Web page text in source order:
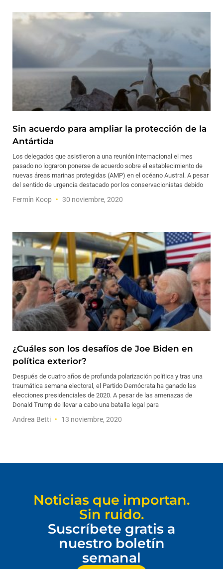
Sin acuerdo para ampliar la protección de la
Antártida
Los delegados que asistieron a una reunión internacional el mes
pasado no lograron ponerse de acuerdo sobre el establecimiento de
nuevas áreas marinas protegidas (AMP) en el océano Austral. A pesar
del sentido de urgencia destacado por los conservacionistas debido
Fermín Koop 30 noviembre, 2020
¿Cuáles son los desafíos de Joe Biden en
política exterior?
Después de cuatro años de profunda polarización política y tras una
traumática semana electoral, el Partido Demócrata ha ganado las
elecciones presidenciales de 2020. A pesar de las amenazas de
Donald Trump de llevar a cabo una batalla legal para
Andrea Betti 13 noviembre, 2020
Noticias que importan.
Sin ruido.
Suscríbete gratis a
nuestro boletín
semanal